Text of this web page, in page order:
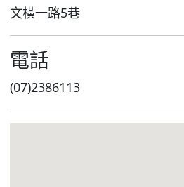
文橫一路5巷
電話
(07)2386113